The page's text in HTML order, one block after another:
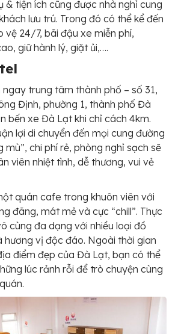
& tiện ích cũng được nhà nghỉ cung
lưu trú. Trong đó có thể kể đến
vệ 24/7, bãi đậu xe miễn phí,
giữ hành lý, giặt ủi,….
trung tâm thành phố – số 31,
Định, phường 1, thành phố Đà
bến xe Đà Lạt khi chỉ cách 4km.
lợi di chuyển đến mọi cung đường
mù”, chi phí rẻ, phòng nghỉ sạch sẽ
viên nhiệt tình, dễ thương, vui vẻ
quán cafe trong khuôn viên với
đãng, mát mẻ và cực “chill”. Thực
cùng đa dạng với nhiều loại đồ
hương vị độc đáo. Ngoài thời gian
điểm đẹp của Đà Lạt, bạn có thể
lúc rảnh rỗi để trò chuyện cùng